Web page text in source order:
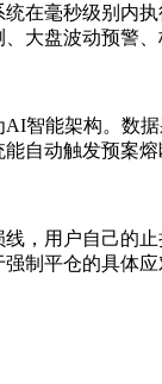
在毫秒级别内
大盘波动预警
智能架构。数
自动触发预案
，用户自己的
制平仓的具体